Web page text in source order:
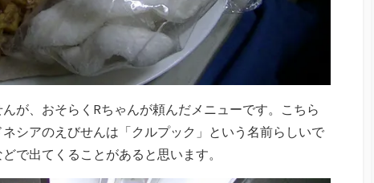
が、おそらくRちゃんが頼んだメニューです。こちら
シアのえびせんは「クルプック」という名前らしいで
で出てくることがあると思います。